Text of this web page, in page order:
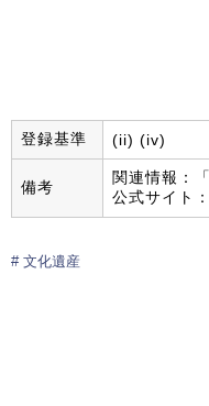
登録基準 (ii) (iv)
備考
関連情報：「
公式サイト：
文化遺産